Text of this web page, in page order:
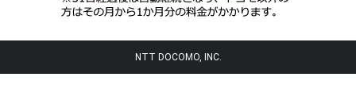
NTT DOCOMO, INC.